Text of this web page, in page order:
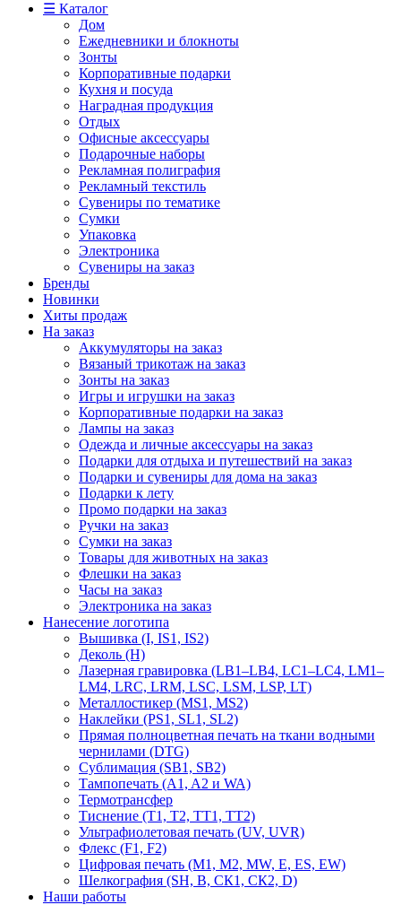
☰ Каталог
Дом
Ежедневники и блокноты
Зонты
Корпоративные подарки
Кухня и посуда
Наградная продукция
Отдых
Офисные аксессуары
Подарочные наборы
Рекламная полиграфия
Рекламный текстиль
Сувениры по тематике
Сумки
Упаковка
Электроника
Сувениры на заказ
Бренды
Новинки
Хиты продаж
На заказ
Аккумуляторы на заказ
Вязаный трикотаж на заказ
Зонты на заказ
Игры и игрушки на заказ
Корпоративные подарки на заказ
Лампы на заказ
Одежда и личные аксессуары на заказ
Подарки для отдыха и путешествий на заказ
Подарки и сувениры для дома на заказ
Подарки к лету
Промо подарки на заказ
Ручки на заказ
Сумки на заказ
Товары для животных на заказ
Флешки на заказ
Часы на заказ
Электроника на заказ
Нанесение логотипа
Вышивка (I, IS1, IS2)
Деколь (H)
Лазерная гравировка (LB1–LB4, LC1–LC4, LM1–
LM4, LRC, LRM, LSC, LSM, LSP, LT)
Металлостикер (MS1, MS2)
Наклейки (PS1, SL1, SL2)
Прямая полноцветная печать на ткани водными
чернилами (DTG)
Сублимация (SB1, SB2)
Тампопечать (A1, A2 и WA)
Термотрансфер
Тиснение (Т1, Т2, ТT1, ТT2)
Ультрафиолетовая печать (UV, UVR)
Флекс (F1, F2)
Цифровая печать (M1, M2, MW, E, ES, EW)
Шелкография (SH, В, СК1, СК2, D)
Наши работы